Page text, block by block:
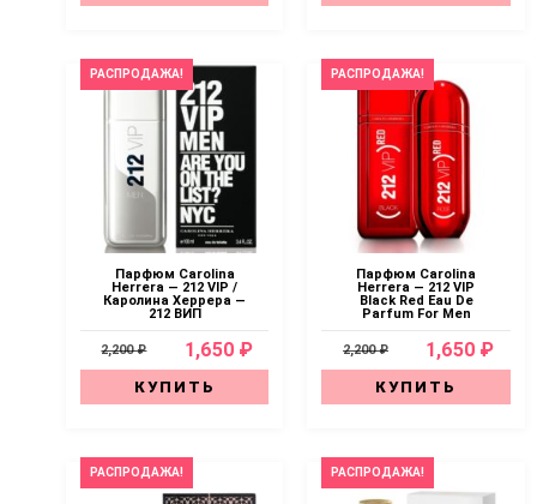
РАСПРОДАЖА!
Парфюм Carolina
Herrera — 212 VIP /
Каролина Херрера —
212 ВИП
2,200 ₽ 1,650 ₽
КУПИТЬ
РАСПРОДАЖА!
Парфюм Carolina
Herrera — 212 VIP
Black Red Eau De
Parfum For Men
2,200 ₽ 1,650 ₽
КУПИТЬ
РАСПРОДАЖА! РАСПРОДАЖА!